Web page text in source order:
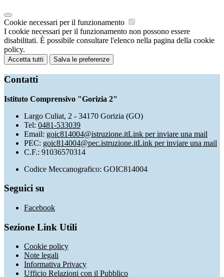
Cookie necessari per il funzionamento
I cookie necessari per il funzionamento non possono essere
disabilitati. È possibile consultare l'elenco nella pagina della cookie
policy.
Accetta tutti Salva le preferenze
Contatti
Istituto Comprensivo "Gorizia 2"
Largo Culiat, 2 - 34170 Gorizia (GO)
Tel: 0481-533039
Email: goic814004@istruzione.itLink per inviare una mail
PEC: goic814004@pec.istruzione.itLink per inviare una mail
C.F.: 91036570314
Codice Meccanografico: GOIC814004
Seguici su
Facebook
Sezione Link Utili
Cookie policy
Note legali
Informativa Privacy
Ufficio Relazioni con il Pubblico